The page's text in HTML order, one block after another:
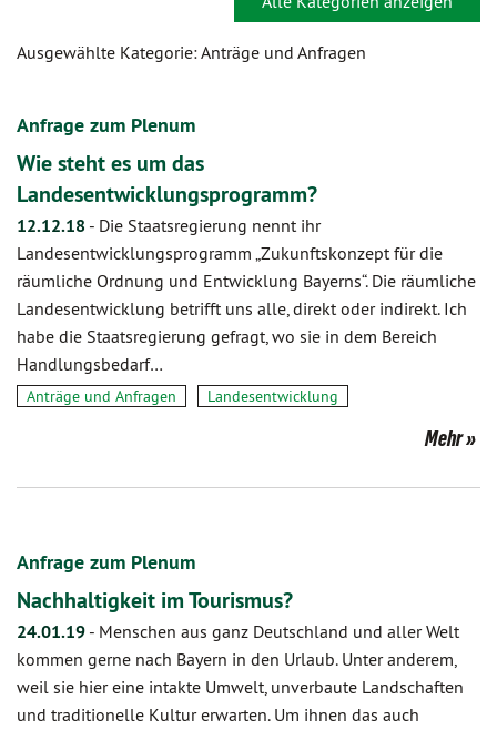
Ausgewählte Kategorie: Anträge und Anfragen
Anfrage zum Plenum
Wie steht es um das
Landesentwicklungsprogramm?
12.12.18 - Die Staatsregierung nennt ihr
Landesentwicklungsprogramm „Zukunftskonzept für die
räumliche Ordnung und Entwicklung Bayerns“. Die räumliche
Landesentwicklung betrifft uns alle, direkt oder indirekt. Ich
habe die Staatsregierung gefragt, wo sie in dem Bereich
Handlungsbedarf…
Anträge und Anfragen Landesentwicklung
Mehr
Anfrage zum Plenum
Nachhaltigkeit im Tourismus?
24.01.19 - Menschen aus ganz Deutschland und aller Welt
kommen gerne nach Bayern in den Urlaub. Unter anderem,
weil sie hier eine intakte Umwelt, unverbaute Landschaften
und traditionelle Kultur erwarten. Um ihnen das auch